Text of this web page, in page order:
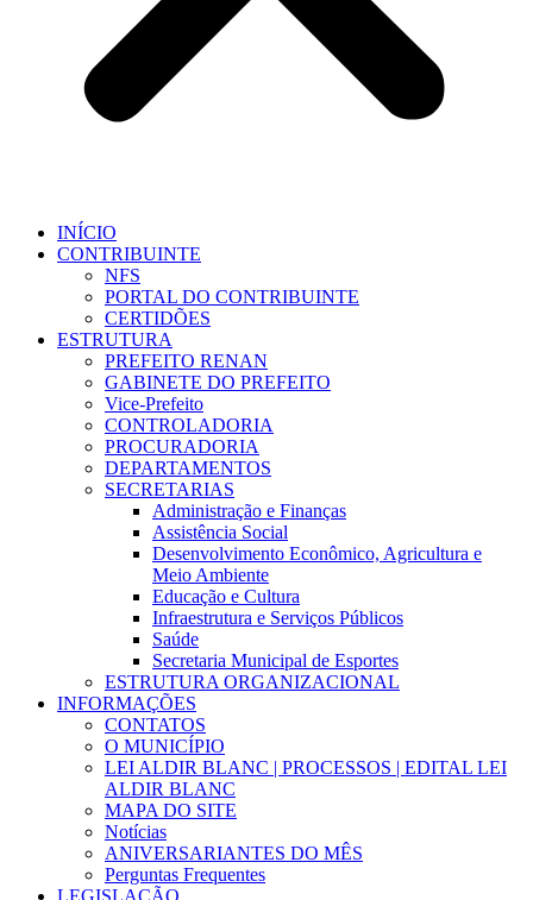
INÍCIO
CONTRIBUINTE
NFS
PORTAL DO CONTRIBUINTE
CERTIDÕES
ESTRUTURA
PREFEITO RENAN
GABINETE DO PREFEITO
Vice-Prefeito
CONTROLADORIA
PROCURADORIA
DEPARTAMENTOS
SECRETARIAS
Administração e Finanças
Assistência Social
Desenvolvimento Econômico, Agricultura e
Meio Ambiente
Educação e Cultura
Infraestrutura e Serviços Públicos
Saúde
Secretaria Municipal de Esportes
ESTRUTURA ORGANIZACIONAL
INFORMAÇÕES
CONTATOS
O MUNICÍPIO
LEI ALDIR BLANC | PROCESSOS | EDITAL LEI
ALDIR BLANC
MAPA DO SITE
Notícias
ANIVERSARIANTES DO MÊS
Perguntas Frequentes
LEGISLAÇÃO